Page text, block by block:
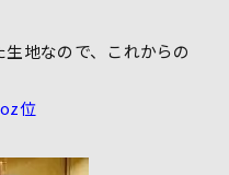
地なので、これからの
位